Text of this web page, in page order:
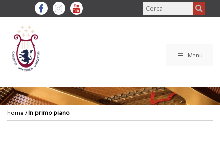
Menu
home /In primo piano